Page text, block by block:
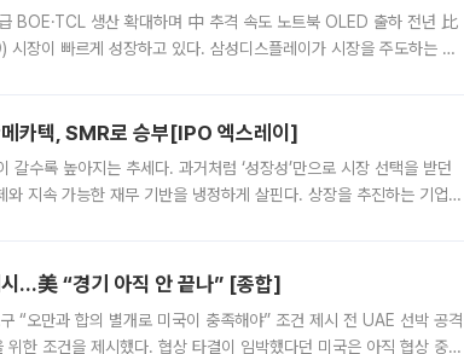
BOE·TCL 생산 확대하며 中 추격 속도 노트북 OLED 출하 전년 比
장이 빠르게 성장하고 있다. 삼성디스플레이가 시장을 주도하는 가
카텍, SMR로 승부[IPO 엑스레이]
수록 높아지는 추세다. 과거처럼 ‘성장성’만으로 시장 선택을 받던
지속 가능한 재무 기반을 냉정하게 살핀다. 상장을 추진하는 기업들
…美 “경기 아직 안 끝나” [종합]
“오만과 합의 별개로 미국이 충족해야” 조건 제시 전 UAE 선박 공격
한 조건을 제시했다. 협상 타결이 임박했다던 미국은 아직 협상 중이